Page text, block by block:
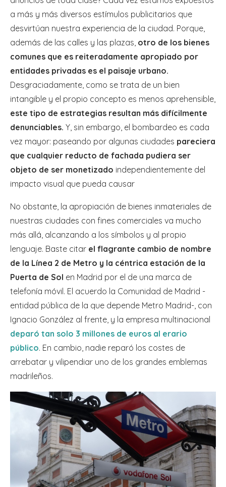
a más y más diversos estímulos publicitarios que
desvirtúan nuestra experiencia de la ciudad. Porque,
además de las calles y las plazas, otro de los bienes
comunes que es reiteradamente apropiado por
entidades privadas es el paisaje urbano.
Desgraciadamente, como se trata de un bien
intangible y el propio concepto es menos aprehensible,
este tipo de estrategias resultan más difícilmente
denunciables. Y, sin embargo, el bombardeo es cada
vez mayor: paseando por algunas ciudades pareciera
que cualquier reducto de fachada pudiera ser
objeto de ser monetizado independientemente del
impacto visual que pueda causar
No obstante, la apropiación de bienes inmateriales de
nuestras ciudades con fines comerciales va mucho
más allá, alcanzando a los símbolos y al propio
lenguaje. Baste citar el flagrante cambio de nombre
de la Línea 2 de Metro y la céntrica estación de la
Puerta de Sol en Madrid por el de una marca de
telefonía móvil. El acuerdo la Comunidad de Madrid -
entidad pública de la que depende Metro Madrid-, con
Ignacio González al frente, y la empresa multinacional
deparó tan solo 3 millones de euros al erario
público. En cambio, nadie reparó los costes de
arrebatar y vilipendiar uno de los grandes emblemas
madrileños.